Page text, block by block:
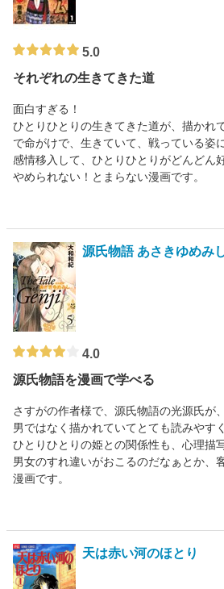
5.0
それぞれの生きてきた道
面白すぎる！
ひとりひとりの生きてきた道が、描かれ
で命がけで、生きていて、戦っている姿
感情移入して、ひとりひとりがどんどん
やめられない！とまらない漫画です。
源氏物語 あさきゆめみ
4.0
源氏物語を漫画で学べる
さすがの作者様で、源氏物語の光源氏が
男ではなく描かれていてとても読みやす
ひとりひとりの姫との関係性も、心理描
男女のすれ違いがおこるのだなぁとか、
漫画です。
天は赤い河のほとり